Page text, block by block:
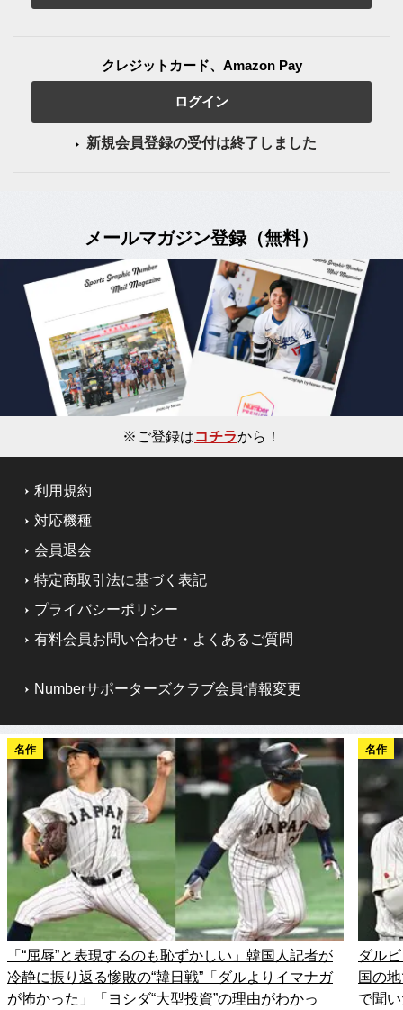
クレジットカード、Amazon Pay
ログイン
新規会員登録の受付は終了しました
メールマガジン登録（無料）
※ご登録はコチラから！
利用規約
対応機種
会員退会
特定商取引法に基づく表記
プライバシーポリシー
有料会員お問い合わせ・よくあるご質問
Numberサポーターズクラブ会員情報変更
名作
「“屈辱”と表現するのも恥ずかしい」韓国人記者が
冷静に振り返る惨敗の“韓日戦”「ダルよりイマナガ
が怖かった」「ヨシダ“大型投資”の理由がわかっ
名作
ダル
国の
で聞